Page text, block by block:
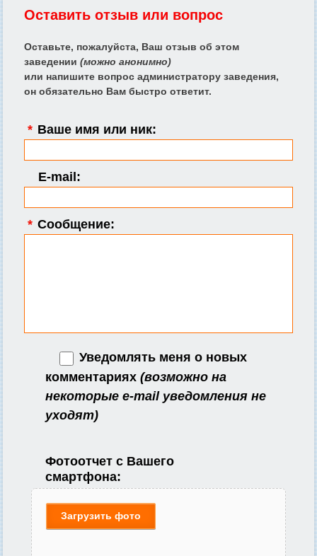
Оставить отзыв или вопрос
Оставьте, пожалуйста, Ваш отзыв об этом
заведении (можно анонимно)
или напишите вопрос администратору заведения,
он обязательно Вам быстро ответит.
* Ваше имя или ник:
E-mail:
* Сообщение:
Уведомлять меня о новых
комментариях (возможно на
некоторые e-mail уведомления не
уходят)
Фотоотчет с Вашего
смартфона:
Загрузить фото